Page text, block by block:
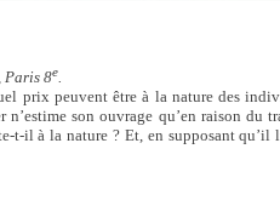
Paris 8e.
prix peuvent être à la nature des
n’estime son ouvrage qu’en raison
t-il à la nature ? Et, en supposant